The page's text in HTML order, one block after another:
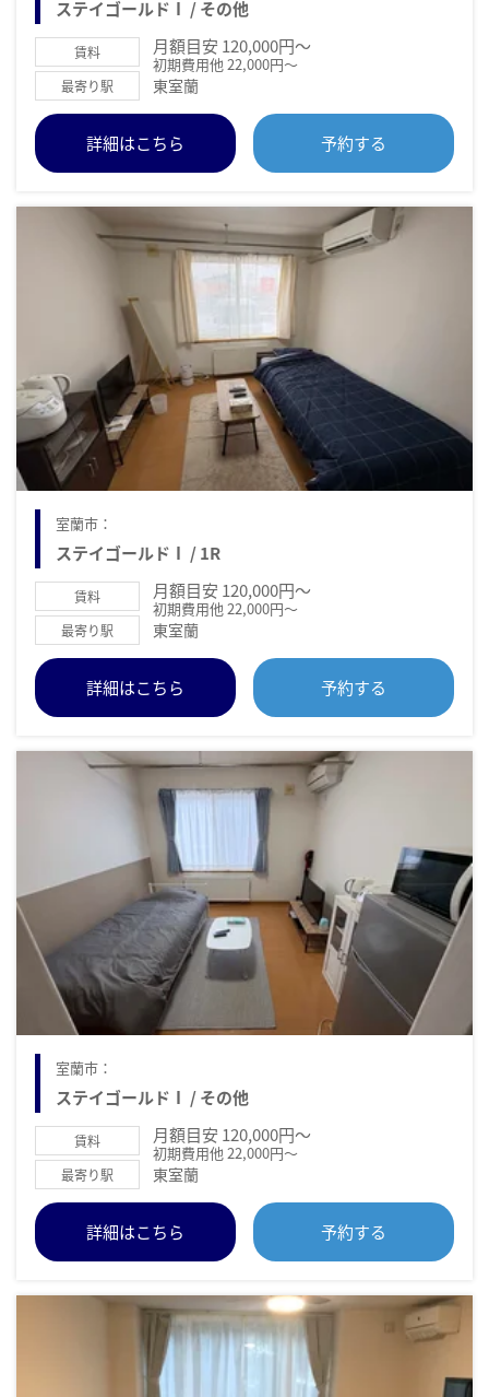
ステイゴールドⅠ / その他
賃料 月額目安 120,000円～
初期費用他 22,000円～
最寄り駅 東室蘭
詳細はこちら 予約する
室蘭市：
ステイゴールドⅠ / 1R
賃料 月額目安 120,000円～
初期費用他 22,000円～
最寄り駅 東室蘭
詳細はこちら 予約する
室蘭市：
ステイゴールドⅠ / その他
賃料 月額目安 120,000円～
初期費用他 22,000円～
最寄り駅 東室蘭
詳細はこちら 予約する